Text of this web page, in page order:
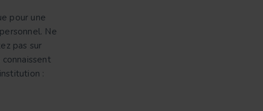
pour une
Ne
pas sur
: